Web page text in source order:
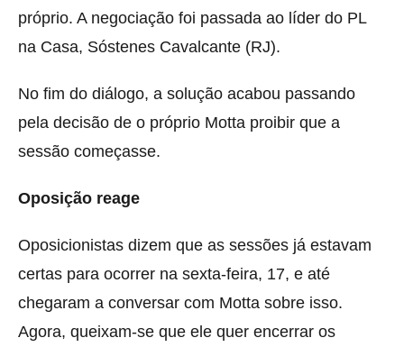
próprio. A negociação foi passada ao líder do PL
na Casa, Sóstenes Cavalcante (RJ).
No fim do diálogo, a solução acabou passando
pela decisão de o próprio Motta proibir que a
sessão começasse.
Oposição reage
Oposicionistas dizem que as sessões já estavam
certas para ocorrer na sexta-feira, 17, e até
chegaram a conversar com Motta sobre isso.
Agora, queixam-se que ele quer encerrar os